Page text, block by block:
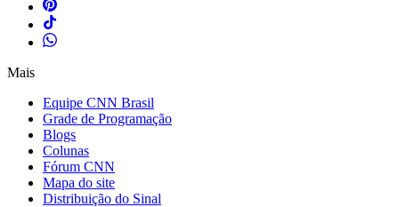
Mais
Equipe CNN Brasil
Grade de Programação
Blogs
Colunas
Fórum CNN
Mapa do site
Distribuição do Sinal